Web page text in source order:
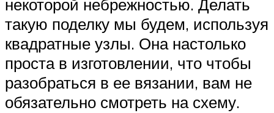
некоторой небрежностью. Делать
такую поделку мы будем, используя
квадратные узлы. Она настолько
проста в изготовлении, что чтобы
разобраться в ее вязании, вам не
обязательно смотреть на схему.